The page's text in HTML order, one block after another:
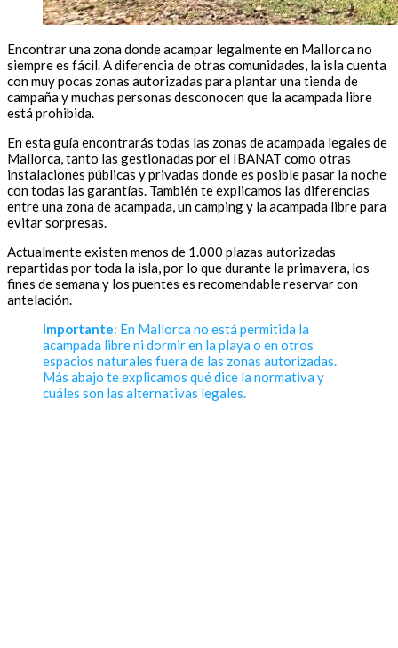
Encontrar una zona donde acampar legalmente en Mallorca no
siempre es fácil. A diferencia de otras comunidades, la isla cuenta
con muy pocas zonas autorizadas para plantar una tienda de
campaña y muchas personas desconocen que la acampada libre
está prohibida.
En esta guía encontrarás todas las zonas de acampada legales de
Mallorca, tanto las gestionadas por el IBANAT como otras
instalaciones públicas y privadas donde es posible pasar la noche
con todas las garantías. También te explicamos las diferencias
entre una zona de acampada, un camping y la acampada libre para
evitar sorpresas.
Actualmente existen menos de 1.000 plazas autorizadas
repartidas por toda la isla, por lo que durante la primavera, los
fines de semana y los puentes es recomendable reservar con
antelación.
Importante: En Mallorca no está permitida la
acampada libre ni dormir en la playa o en otros
espacios naturales fuera de las zonas autorizadas.
Más abajo te explicamos qué dice la normativa y
cuáles son las alternativas legales.